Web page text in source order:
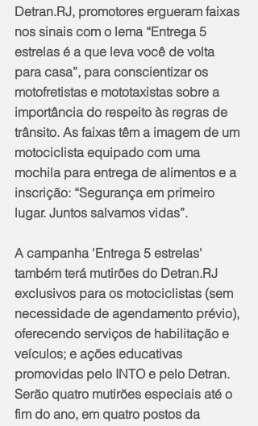
Detran.RJ, promotores ergueram faixas
nos sinais com o lema “Entrega 5
estrelas é a que leva você de volta
para casa”, para conscientizar os
motofretistas e mototaxistas sobre a
importância do respeito às regras de
trânsito. As faixas têm a imagem de um
motociclista equipado com uma
mochila para entrega de alimentos e a
inscrição: “Segurança em primeiro
lugar. Juntos salvamos vidas”.
A campanha 'Entrega 5 estrelas'
também terá mutirões do Detran.RJ
exclusivos para os motociclistas (sem
necessidade de agendamento prévio),
oferecendo serviços de habilitação e
veículos; e ações educativas
promovidas pelo INTO e pelo Detran.
Serão quatro mutirões especiais até o
fim do ano, em quatro postos da